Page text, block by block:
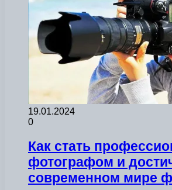
19.01.2024
0
Как стать
фотографом и
современном мире